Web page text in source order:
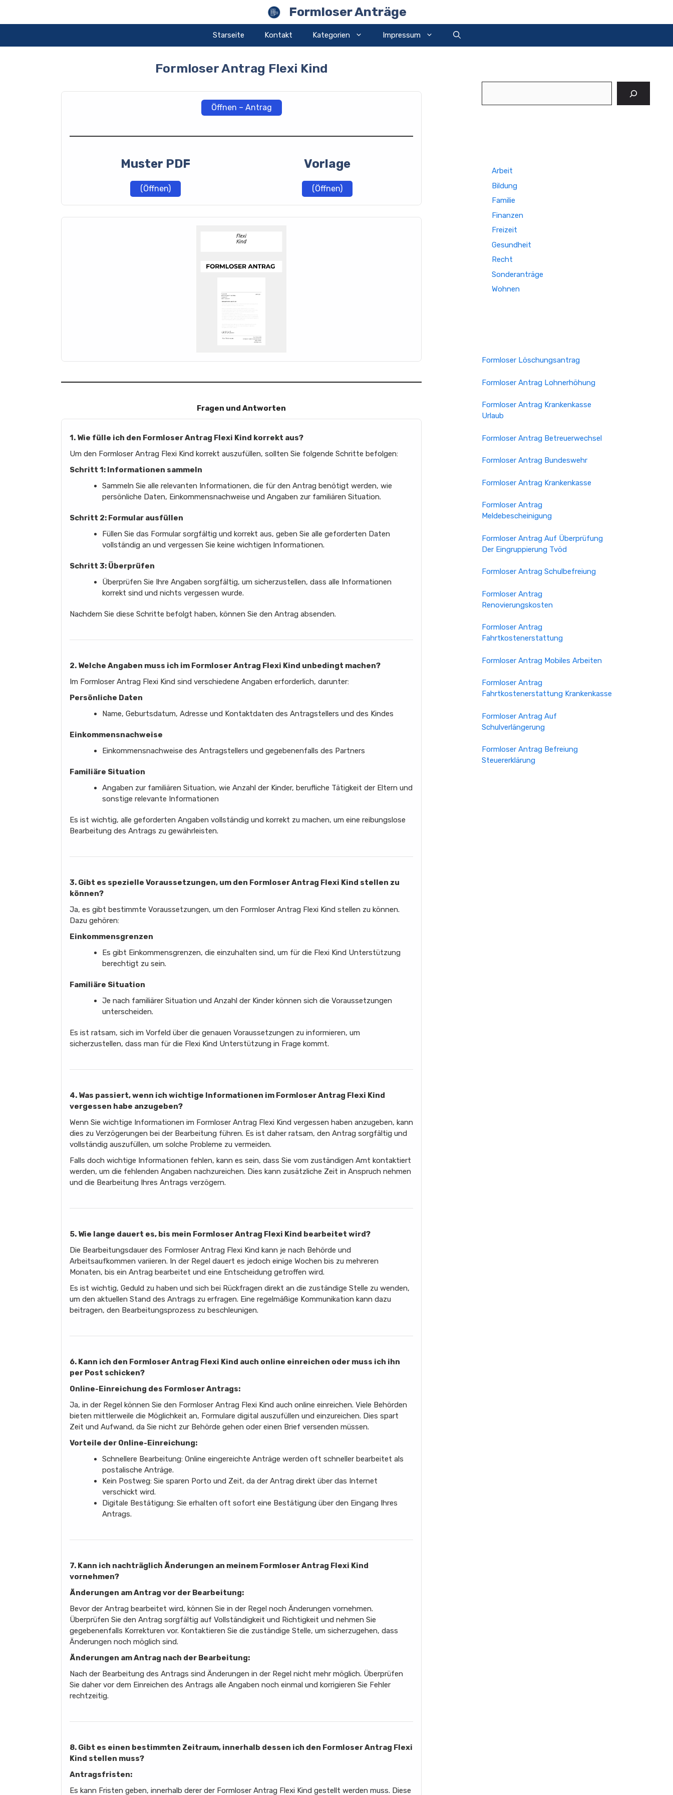
springen
Formloser Anträge
Starseite Kontakt Kategorien Impressum
Formloser Antrag Flexi Kind
Öffnen – Antrag
Muster PDF
(Öffnen)
Vorlage
(Öffnen)
Fragen und Antworten
1. Wie fülle ich den Formloser Antrag Flexi Kind korrekt aus?
Um den Formloser Antrag Flexi Kind korrekt auszufüllen, sollten Sie folgende Schritte befolgen:
Schritt 1: Informationen sammeln
Sammeln Sie alle relevanten Informationen, die für den Antrag benötigt werden, wie
persönliche Daten, Einkommensnachweise und Angaben zur familiären Situation.
Schritt 2: Formular ausfüllen
Füllen Sie das Formular sorgfältig und korrekt aus, geben Sie alle geforderten Daten
vollständig an und vergessen Sie keine wichtigen Informationen.
Schritt 3: Überprüfen
Überprüfen Sie Ihre Angaben sorgfältig, um sicherzustellen, dass alle Informationen
korrekt sind und nichts vergessen wurde.
Nachdem Sie diese Schritte befolgt haben, können Sie den Antrag absenden.
2. Welche Angaben muss ich im Formloser Antrag Flexi Kind unbedingt machen?
Im Formloser Antrag Flexi Kind sind verschiedene Angaben erforderlich, darunter:
Persönliche Daten
Name, Geburtsdatum, Adresse und Kontaktdaten des Antragstellers und des Kindes
Einkommensnachweise
Einkommensnachweise des Antragstellers und gegebenenfalls des Partners
Familiäre Situation
Angaben zur familiären Situation, wie Anzahl der Kinder, berufliche Tätigkeit der Eltern und
sonstige relevante Informationen
Es ist wichtig, alle geforderten Angaben vollständig und korrekt zu machen, um eine reibungslose
Bearbeitung des Antrags zu gewährleisten.
3. Gibt es spezielle Voraussetzungen, um den Formloser Antrag Flexi Kind stellen zu
können?
Ja, es gibt bestimmte Voraussetzungen, um den Formloser Antrag Flexi Kind stellen zu können.
Dazu gehören:
Einkommensgrenzen
Es gibt Einkommensgrenzen, die einzuhalten sind, um für die Flexi Kind Unterstützung
berechtigt zu sein.
Familiäre Situation
Je nach familiärer Situation und Anzahl der Kinder können sich die Voraussetzungen
unterscheiden.
Es ist ratsam, sich im Vorfeld über die genauen Voraussetzungen zu informieren, um
sicherzustellen, dass man für die Flexi Kind Unterstützung in Frage kommt.
4. Was passiert, wenn ich wichtige Informationen im Formloser Antrag Flexi Kind
vergessen habe anzugeben?
Wenn Sie wichtige Informationen im Formloser Antrag Flexi Kind vergessen haben anzugeben, kann
dies zu Verzögerungen bei der Bearbeitung führen. Es ist daher ratsam, den Antrag sorgfältig und
vollständig auszufüllen, um solche Probleme zu vermeiden.
Falls doch wichtige Informationen fehlen, kann es sein, dass Sie vom zuständigen Amt kontaktiert
werden, um die fehlenden Angaben nachzureichen. Dies kann zusätzliche Zeit in Anspruch nehmen
und die Bearbeitung Ihres Antrags verzögern.
5. Wie lange dauert es, bis mein Formloser Antrag Flexi Kind bearbeitet wird?
Die Bearbeitungsdauer des Formloser Antrag Flexi Kind kann je nach Behörde und
Arbeitsaufkommen variieren. In der Regel dauert es jedoch einige Wochen bis zu mehreren
Monaten, bis ein Antrag bearbeitet und eine Entscheidung getroffen wird.
Es ist wichtig, Geduld zu haben und sich bei Rückfragen direkt an die zuständige Stelle zu wenden,
um den aktuellen Stand des Antrags zu erfragen. Eine regelmäßige Kommunikation kann dazu
beitragen, den Bearbeitungsprozess zu beschleunigen.
6. Kann ich den Formloser Antrag Flexi Kind auch online einreichen oder muss ich ihn
per Post schicken?
Online-Einreichung des Formloser Antrags:
Ja, in der Regel können Sie den Formloser Antrag Flexi Kind auch online einreichen. Viele Behörden
bieten mittlerweile die Möglichkeit an, Formulare digital auszufüllen und einzureichen. Dies spart
Zeit und Aufwand, da Sie nicht zur Behörde gehen oder einen Brief versenden müssen.
Vorteile der Online-Einreichung:
Schnellere Bearbeitung: Online eingereichte Anträge werden oft schneller bearbeitet als
postalische Anträge.
Kein Postweg: Sie sparen Porto und Zeit, da der Antrag direkt über das Internet
verschickt wird.
Digitale Bestätigung: Sie erhalten oft sofort eine Bestätigung über den Eingang Ihres
Antrags.
7. Kann ich nachträglich Änderungen an meinem Formloser Antrag Flexi Kind
vornehmen?
Änderungen am Antrag vor der Bearbeitung:
Bevor der Antrag bearbeitet wird, können Sie in der Regel noch Änderungen vornehmen.
Überprüfen Sie den Antrag sorgfältig auf Vollständigkeit und Richtigkeit und nehmen Sie
gegebenenfalls Korrekturen vor. Kontaktieren Sie die zuständige Stelle, um sicherzugehen, dass
Änderungen noch möglich sind.
Änderungen am Antrag nach der Bearbeitung:
Nach der Bearbeitung des Antrags sind Änderungen in der Regel nicht mehr möglich. Überprüfen
Sie daher vor dem Einreichen des Antrags alle Angaben noch einmal und korrigieren Sie Fehler
rechtzeitig.
8. Gibt es einen bestimmten Zeitraum, innerhalb dessen ich den Formloser Antrag Flexi
Kind stellen muss?
Antragsfristen:
Es kann Fristen geben, innerhalb derer der Formloser Antrag Flexi Kind gestellt werden muss. Diese
Arbeit
Bildung
Familie
Finanzen
Freizeit
Gesundheit
Recht
Sonderanträge
Wohnen
Formloser Löschungsantrag
Formloser Antrag Lohnerhöhung
Formloser Antrag Krankenkasse
Urlaub
Formloser Antrag Betreuerwechsel
Formloser Antrag Bundeswehr
Formloser Antrag Krankenkasse
Formloser Antrag
Meldebescheinigung
Formloser Antrag Auf Überprüfung
Der Eingruppierung Tvöd
Formloser Antrag Schulbefreiung
Formloser Antrag
Renovierungskosten
Formloser Antrag
Fahrtkostenerstattung
Formloser Antrag Mobiles Arbeiten
Formloser Antrag
Fahrtkostenerstattung Krankenkasse
Formloser Antrag Auf
Schulverlängerung
Formloser Antrag Befreiung
Steuererklärung